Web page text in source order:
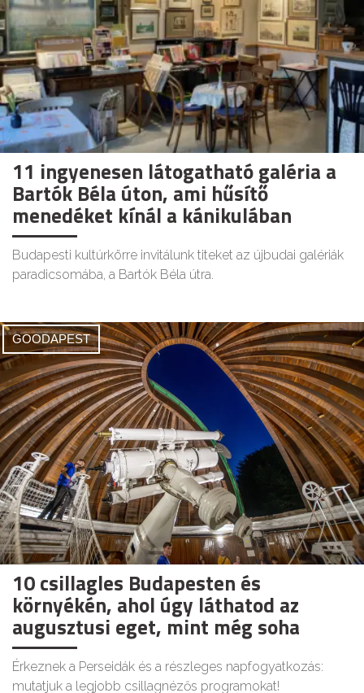
11 ingyenesen látogatható galéria a
Bartók Béla úton, ami hűsítő
menedéket kínál a kánikulában
Budapesti kultúrkörre invitálunk titeket az újbudai galériák
paradicsomába, a Bartók Béla útra.
GOODAPEST
10 csillagles Budapesten és
környékén, ahol úgy láthatod az
augusztusi eget, mint még soha
Érkeznek a Perseidák és a részleges napfogyatkozás:
mutatjuk a legjobb csillagnézős programokat!